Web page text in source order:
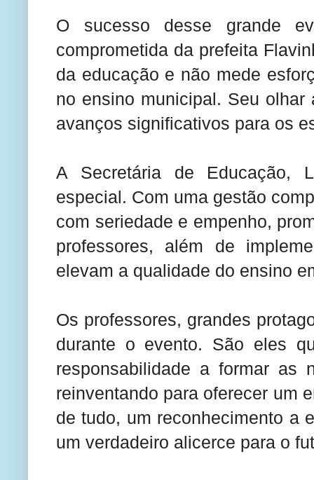
O sucesso desse grande
comprometida da prefeita
da educação e não mede
no ensino municipal. Seu olhar
avanços significativos para os
A Secretária de Educação,
especial. Com uma gestão
com seriedade e empenho,
professores, além de
elevam a qualidade do ensino
Os professores, grandes
durante o evento. São eles
responsabilidade a formar as
reinventando para oferecer um
de tudo, um reconhecimento a
um verdadeiro alicerce para o